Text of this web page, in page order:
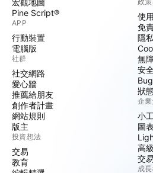
宏觀地圖
Pine Script®
APP
行動裝置
電腦版
社群
社交網路
愛心牆
推薦給朋友
創作者計畫
網站規則
版主
投資想法
交易
教育
使
免
隱
無
安
狀
企
小
圖
高
交
成